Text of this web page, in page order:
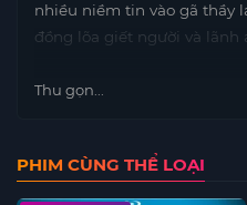
nhiều niềm tin vào gã thầy
đồng lõa giết người và lãnh
Thu gọn...
PHIM CÙNG THỂ LOẠI